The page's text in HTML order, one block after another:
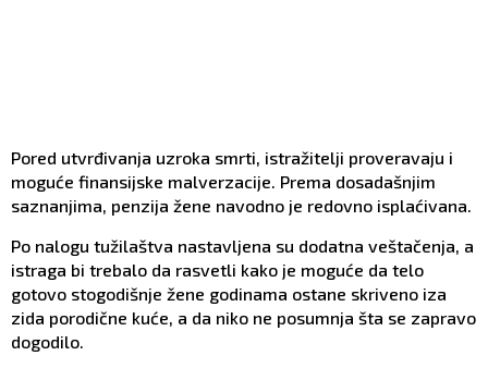
Pored utvrđivanja uzroka smrti, istražitelji proveravaju i
moguće finansijske malverzacije. Prema dosadašnjim
saznanjima, penzija žene navodno je redovno isplaćivana.
Po nalogu tužilaštva nastavljena su dodatna veštačenja, a
istraga bi trebalo da rasvetli kako je moguće da telo
gotovo stogodišnje žene godinama ostane skriveno iza
zida porodične kuće, a da niko ne posumnja šta se zapravo
dogodilo.